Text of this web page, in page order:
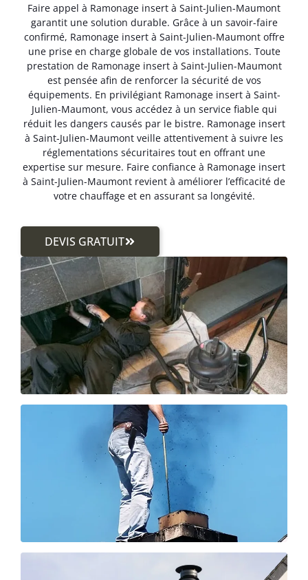
Faire appel à Ramonage insert à Saint-Julien-Maumont
garantit une solution durable. Grâce à un savoir-faire
confirmé, Ramonage insert à Saint-Julien-Maumont offre
une prise en charge globale de vos installations. Toute
prestation de Ramonage insert à Saint-Julien-Maumont
est pensée afin de renforcer la sécurité de vos
équipements. En privilégiant Ramonage insert à Saint-
Julien-Maumont, vous accédez à un service fiable qui
réduit les dangers causés par le bistre. Ramonage insert
à Saint-Julien-Maumont veille attentivement à suivre les
réglementations sécuritaires tout en offrant une
expertise sur mesure. Faire confiance à Ramonage insert
à Saint-Julien-Maumont revient à améliorer l’efficacité de
votre chauffage et en assurant sa longévité.
DEVIS GRATUIT